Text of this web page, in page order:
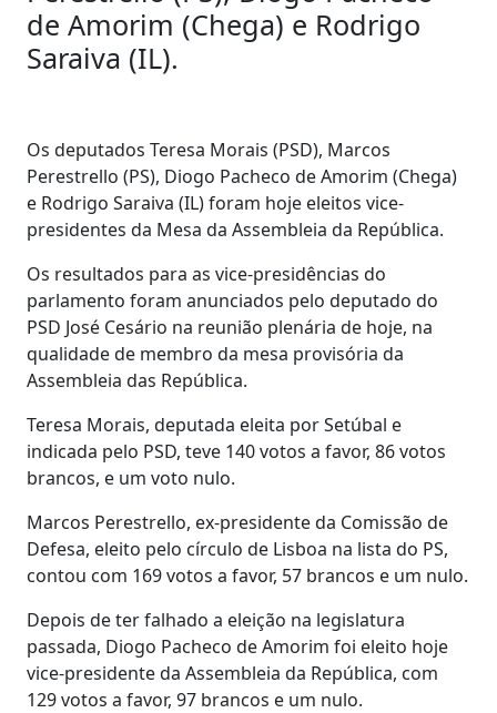
de Amorim (Chega) e Rodrigo
Saraiva (IL).
Os deputados Teresa Morais (PSD), Marcos
Perestrello (PS), Diogo Pacheco de Amorim (Chega)
e Rodrigo Saraiva (IL) foram hoje eleitos vice-
presidentes da Mesa da Assembleia da República.
Os resultados para as vice-presidências do
parlamento foram anunciados pelo deputado do
PSD José Cesário na reunião plenária de hoje, na
qualidade de membro da mesa provisória da
Assembleia das República.
Teresa Morais, deputada eleita por Setúbal e
indicada pelo PSD, teve 140 votos a favor, 86 votos
brancos, e um voto nulo.
Marcos Perestrello, ex-presidente da Comissão de
Defesa, eleito pelo círculo de Lisboa na lista do PS,
contou com 169 votos a favor, 57 brancos e um nulo.
Depois de ter falhado a eleição na legislatura
passada, Diogo Pacheco de Amorim foi eleito hoje
vice-presidente da Assembleia da República, com
129 votos a favor, 97 brancos e um nulo.